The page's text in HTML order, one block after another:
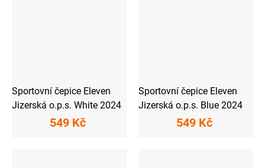
Sportovní čepice Eleven
Jizerská o.p.s. White 2024
549 Kč
Sportovní čepice Eleven
Jizerská o.p.s. Blue 2024
549 Kč